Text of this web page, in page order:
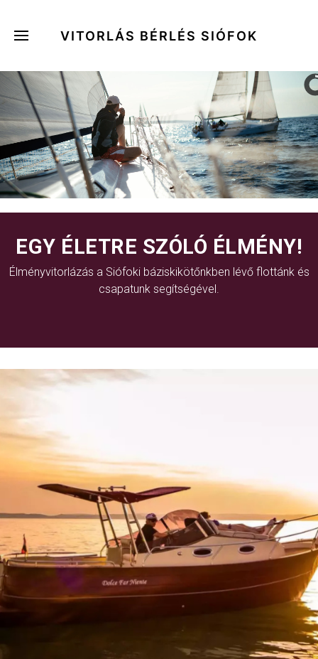
VITORLÁS BÉRLÉS SIÓFOK
EGY ÉLETRE SZÓLÓ ÉLMÉNY!
Élményvitorlázás a Siófoki báziskikötőnkben lévő flottánk és
csapatunk segítségével.